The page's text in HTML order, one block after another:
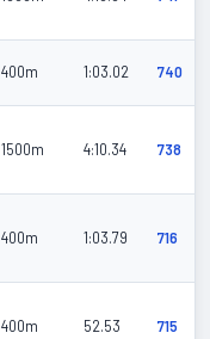
400m 1:03.02 740
1500m 4:10.34 738
400m 1:03.79 716
400m 52.53 715